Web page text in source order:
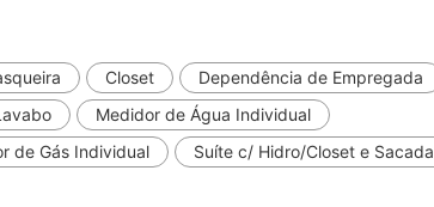
Closet
Dependência de Empregada
Medidor de Água Individual
de Gás Individual Suíte c/ Hidro/Closet e Sacada